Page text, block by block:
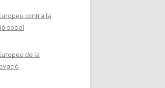
contra la
social
de la